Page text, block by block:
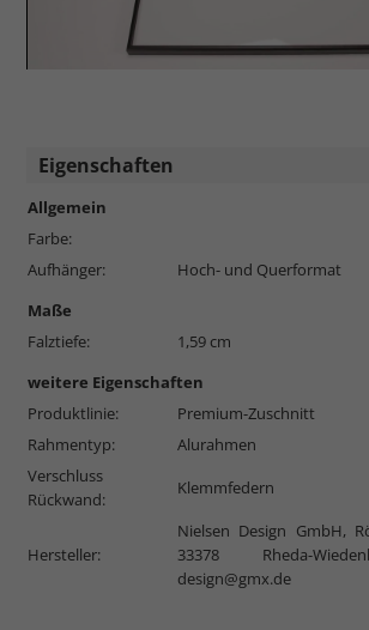
Eigenschaften
Allgemein
Farbe:
Aufhänger:
Hoch- und Querformat
Maße
Falztiefe:
1,59 cm
weitere Eigenschaften
Produktlinie:
Premium-Zuschnitt
Rahmentyp:
Alurahmen
Verschluss
Rückwand:
Klemmfedern
Hersteller:
Nielsen Design GmbH,
33378 Rheda-
design@gmx.de